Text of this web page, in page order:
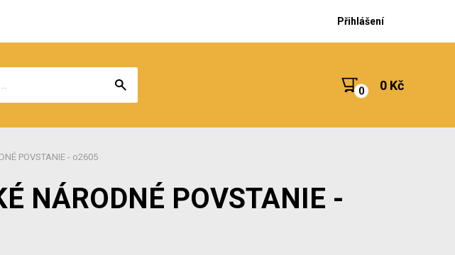
Přihlášení
0 Kč
POVSTANIE - o2605
NÁRODNÉ POVSTANIE -